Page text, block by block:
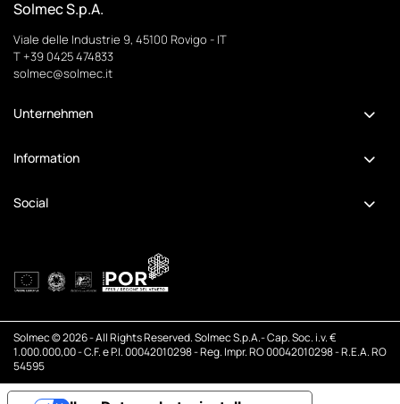
Solmec S.p.A.
Viale delle Industrie 9, 45100 Rovigo - IT
T +39 0425 474833
solmec@solmec.it
Unternehmen
Information
Social
Solmec © 2026 - All Rights Reserved. Solmec S.p.A.- Cap. Soc. i.v. €
1.000.000,00 - C.F. e P.I. 00042010298 - Reg. Impr. RO 00042010298 - R.E.A. RO
54595